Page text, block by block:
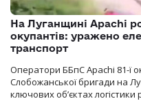
На Луганщині Apachi
окупантів: уражено
транспорт
Оператори ББпС Apachi 81-ї
Слобожанської бригади на
ключових об’єктах логістики